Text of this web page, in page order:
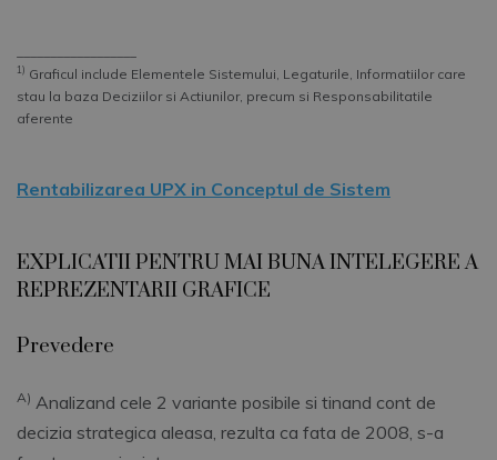
1) Graficul include Elementele Sistemului, Legaturile, Informatiilor care
stau la baza Deciziilor si Actiunilor, precum si Responsabilitatile
aferente
Rentabilizarea UPX in Conceptul de Sistem
EXPLICATII PENTRU MAI BUNA INTELEGERE A
REPREZENTARII GRAFICE
Prevedere
A) Analizand cele 2 variante posibile si tinand cont de
decizia strategica aleasa, rezulta ca fata de 2008, s-a